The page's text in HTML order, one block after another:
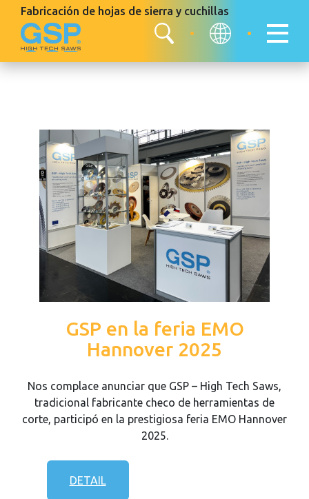
Fabricación de hojas de sierra y cuchillas
GSP en la feria EMO
Hannover 2025
Nos complace anunciar que GSP – High Tech Saws,
tradicional fabricante checo de herramientas de
corte, participó en la prestigiosa feria EMO Hannover
2025.
DETAIL